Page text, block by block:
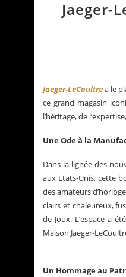
Jaeger-
Jaeger-LeCoultrea le
ce grand magasin
l’héritage, de
Une Ode à la
Dans la lignée des
aux Etats-Unis, cette
des amateurs
clairs et chaleureux,
de Joux. L’espace a
Maison Jaeger-
Un Hommage au
de Grégory Pons